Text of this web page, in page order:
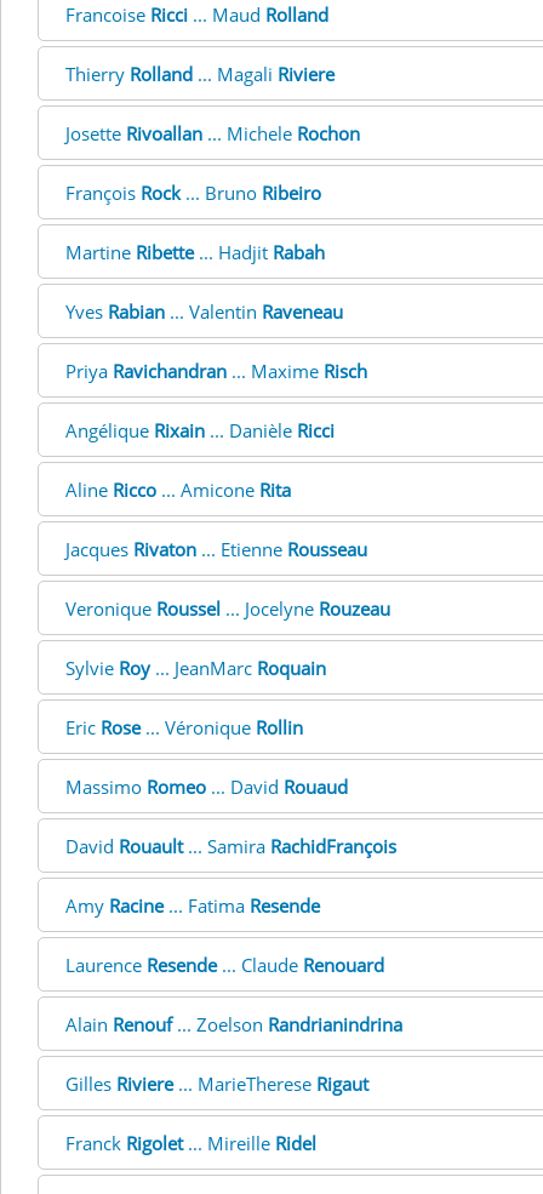
Francoise Ricci ... Maud Rolland
Thierry Rolland ... Magali Riviere
Josette Rivoallan ... Michele Rochon
François Rock... Bruno Ribeiro
Martine Ribette... Hadjit Rabah
Yves Rabian ... Valentin Raveneau
Priya Ravichandran ... Maxime Risch
Angélique Rixain ... Danièle Ricci
Aline Ricco ... Amicone Rita
Jacques Rivaton ... Etienne Rousseau
Veronique Roussel ... Jocelyne Rouzeau
Sylvie Roy... JeanMarc Roquain
Eric Rose... Véronique Rollin
Massimo Romeo ... David Rouaud
David Rouault... Samira RachidFrançois
Amy Racine... Fatima Resende
Laurence Resende... Claude Renouard
Alain Renouf... Zoelson Randrianindrina
Gilles Riviere... MarieTherese Rigaut
Franck Rigolet... Mireille Ridel